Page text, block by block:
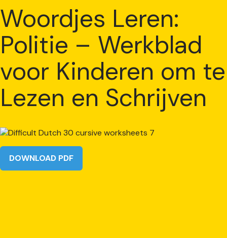
Woordjes Leren:
Politie – Werkblad
voor Kinderen om te
Lezen en Schrijven
DOWNLOAD PDF